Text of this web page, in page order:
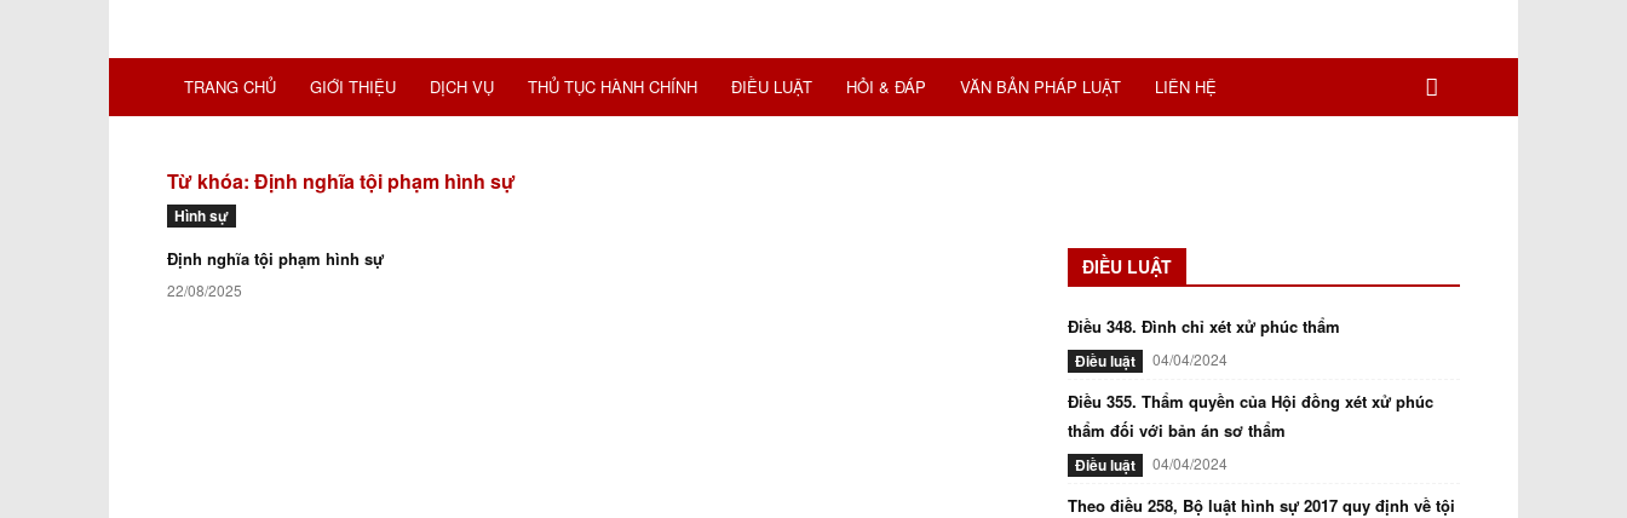
TRANG CHỦ GIỚI THIỆU DỊCH VỤ THỦ TỤC HÀNH CHÍNH ĐIỀU LUẬT HỎI & ĐÁP VĂN BẢN PHÁP LUẬT LIÊN HỆ
Từ khóa: Định nghĩa tội phạm hình sự
Hình sự
Định nghĩa tội phạm hình sự
22/08/2025
ĐIỀU LUẬT
Điều 348. Đình chỉ xét xử phúc thẩm
Điều luật 04/04/2024
Điều 355. Thẩm quyền của Hội đồng xét xử phúc
thẩm đối với bản án sơ thẩm
Điều luật 04/04/2024
Theo điều 258, Bộ luật hình sự 2017 quy định về tội